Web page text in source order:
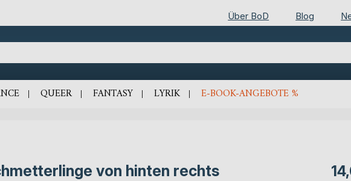
Über BoD Blog
QUEER FANTASY LYRIK E-BOOK-ANGEBOTE %
von hinten rechts